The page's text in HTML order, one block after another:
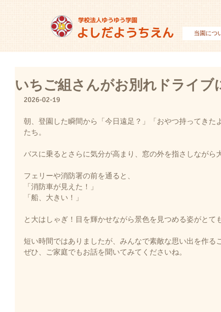
当園につ
いちご組さんがお別れドライブ
2026-02-19
朝、登園した瞬間から「今日遠足？」「おやつ持ってきた
たち。
バスに乗るとさらに気分が高まり、窓の外を指さしながら
フェリーや消防署の前を通ると、
「消防車が見えた！」
「船、大きい！」
と大はしゃぎ！目を輝かせながら景色を見つめる姿がとて
短い時間ではありましたが、みんなで素敵な思い出を作る
ぜひ、ご家庭でもお話を聞いてみてくださいね。